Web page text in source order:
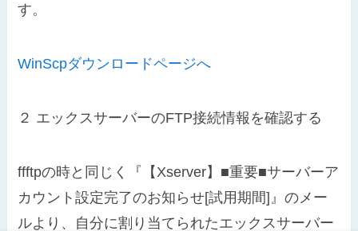
す。
WinScpダウンロードページへ
２ エックスサーバーのFTP接続情報を確認する
ffftpの時と同じく『【Xserver】■重要■サーバーア
カウント設定完了のお知らせ[試用期間]』のメー
ルより、自分に割り当てられたエックスサーバー